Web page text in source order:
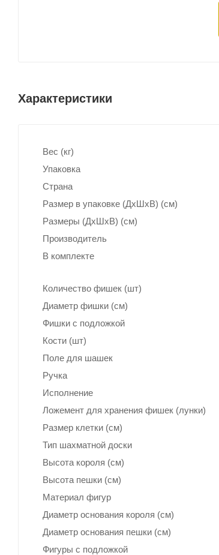
Характеристики
Вес (кг)
Упаковка
Страна
Размер в упаковке (ДхШxВ) (см)
Размеры (ДxШxВ) (см)
Производитель
В комплекте
Количество фишек (шт)
Диаметр фишки (см)
Фишки с подложкой
Кости (шт)
Поле для шашек
Ручка
Исполнение
Ложемент для хранения фишек (лунки)
Размер клетки (см)
Тип шахматной доски
Высота короля (см)
Высота пешки (см)
Материал фигур
Диаметр основания короля (см)
Диаметр основания пешки (см)
Фигуры с подложкой